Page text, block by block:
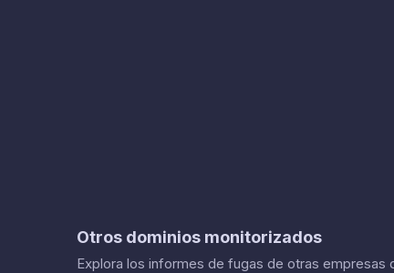
Otros dominios monitorizados
Explora los informes de fugas de otras empresas